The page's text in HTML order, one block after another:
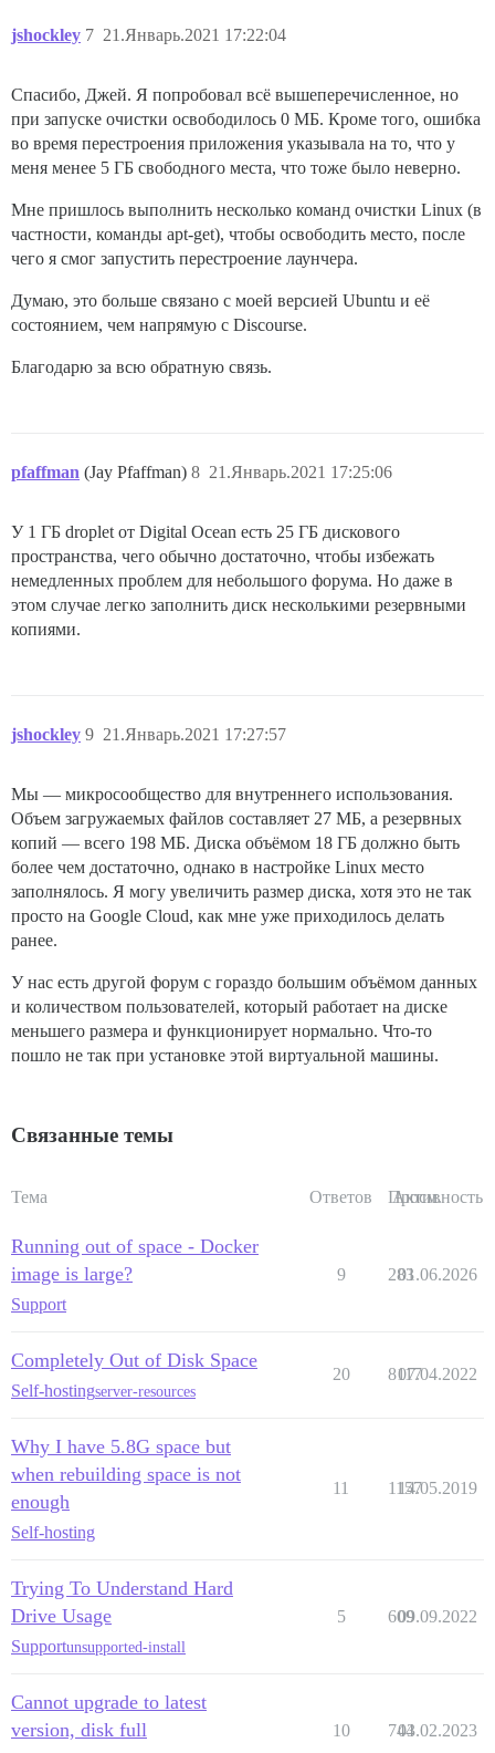
jshockley 21.Январь.2021 17:22:04
7
Спасибо, Джей. Я попробовал всё вышеперечисленное, но
при запуске очистки освободилось 0 МБ. Кроме того, ошибка
во время перестроения приложения указывала на то, что у
меня менее 5 ГБ свободного места, что тоже было неверно.
Мне пришлось выполнить несколько команд очистки Linux (в
частности, команды apt-get), чтобы освободить место, после
чего я смог запустить перестроение лаунчера.
Думаю, это больше связано с моей версией Ubuntu и её
состоянием, чем напрямую с Discourse.
Благодарю за всю обратную связь.
pfaffman (Jay Pfaffman) 21.Январь.2021 17:25:06
8
У 1 ГБ droplet от Digital Ocean есть 25 ГБ дискового
пространства, чего обычно достаточно, чтобы избежать
немедленных проблем для небольшого форума. Но даже в
этом случае легко заполнить диск несколькими резервными
копиями.
jshockley 21.Январь.2021 17:27:57
9
Мы — микросообщество для внутреннего использования.
Объем загружаемых файлов составляет 27 МБ, а резервных
копий — всего 198 МБ. Диска объёмом 18 ГБ должно быть
более чем достаточно, однако в настройке Linux место
заполнялось. Я могу увеличить размер диска, хотя это не так
просто на Google Cloud, как мне уже приходилось делать
ранее.
У нас есть другой форум с гораздо большим объёмом данных
и количеством пользователей, который работает на диске
меньшего размера и функционирует нормально. Что-то
пошло не так при установке этой виртуальной машины.
Связанные темы
Тема Ответов Просм.
Активность
Running out of space - Docker
image is large?
Support
9 283
01.06.2026
Completely Out of Disk Space
Self-hostingserver-resources
20 8117
07.04.2022
Why I have 5.8G space but
when rebuilding space is not
enough
Self-hosting
11 1157
14.05.2019
Trying To Understand Hard
Drive Usage
Supportunsupported-install
5 609
09.09.2022
Cannot upgrade to latest
version, disk full
10 744
03.02.2023